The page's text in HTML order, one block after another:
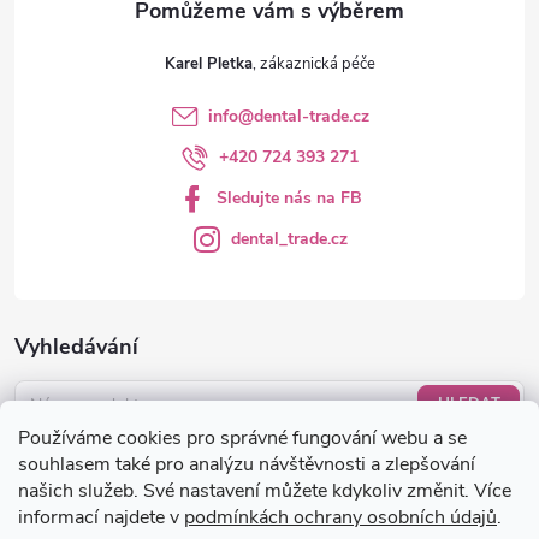
Používáme cookies pro správné fungování webu a se
souhlasem také pro analýzu návštěvnosti a zlepšování
našich služeb. Své nastavení můžete kdykoliv změnit. Více
informací najdete v podmínkách ochrany osobních údajů.
Vyhledávání
HLEDAT
Nákupní košík
0KS /0 KČ
Karel Pletka
info@dental-trade.cz
+420 724 393 271
Sledujte nás na FB
dental_trade.cz